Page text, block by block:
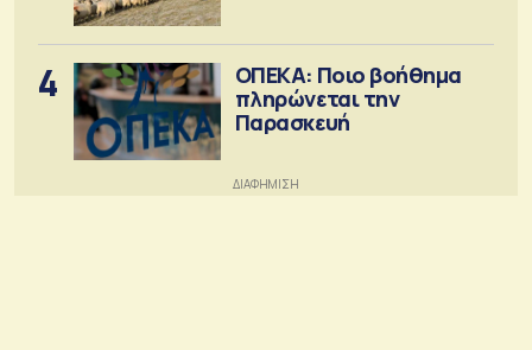
4
ΟΠΕΚΑ: Ποιο βοήθημα
πληρώνεται την
Παρασκευή